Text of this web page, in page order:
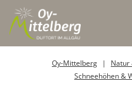
Oy-Mittelberg Natur
Schneehöhen &